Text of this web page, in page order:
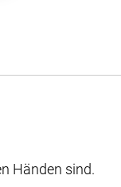
Händen sind.